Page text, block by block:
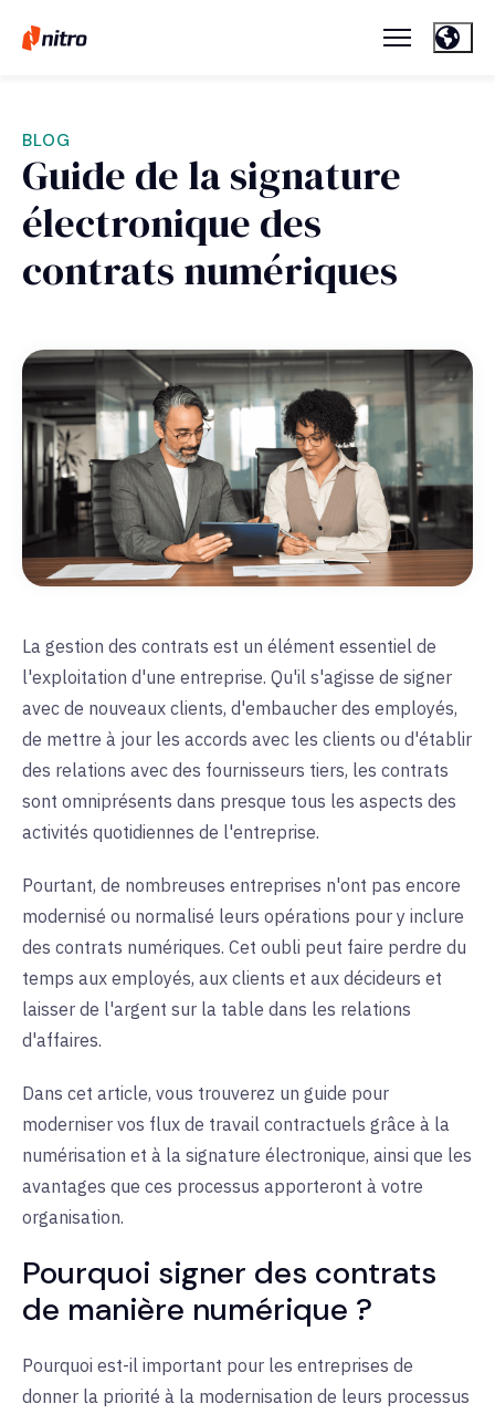
BLOG
Guide de la signature
électronique des
contrats numériques
La gestion des contrats est un élément essentiel de
l'exploitation d'une entreprise. Qu'il s'agisse de signer
avec de nouveaux clients, d'embaucher des employés,
de mettre à jour les accords avec les clients ou d'établir
des relations avec des fournisseurs tiers, les contrats
sont omniprésents dans presque tous les aspects des
activités quotidiennes de l'entreprise.
Pourtant, de nombreuses entreprises n'ont pas encore
modernisé ou normalisé leurs opérations pour y inclure
des contrats numériques. Cet oubli peut faire perdre du
temps aux employés, aux clients et aux décideurs et
laisser de l'argent sur la table dans les relations
d'affaires.
Dans cet article, vous trouverez un guide pour
moderniser vos flux de travail contractuels grâce à la
numérisation et à la signature électronique, ainsi que les
avantages que ces processus apporteront à votre
organisation.
Pourquoi signer des contrats
de manière numérique ?
Pourquoi est-il important pour les entreprises de
donner la priorité à la modernisation de leurs processus